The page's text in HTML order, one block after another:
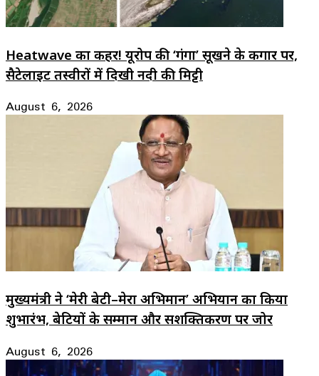
Heatwave का कहर! यूरोप की ‘गंगा’ सूखने के कगार पर,
सैटेलाइट तस्वीरों में दिखी नदी की मिट्टी
August 6, 2026
मुख्यमंत्री ने ‘मेरी बेटी–मेरा अभिमान’ अभियान का किया
शुभारंभ, बेटियों के सम्मान और सशक्तिकरण पर जोर
August 6, 2026